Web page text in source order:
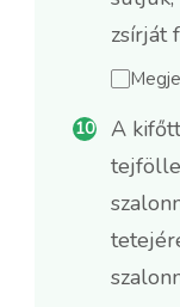
zsírját
A